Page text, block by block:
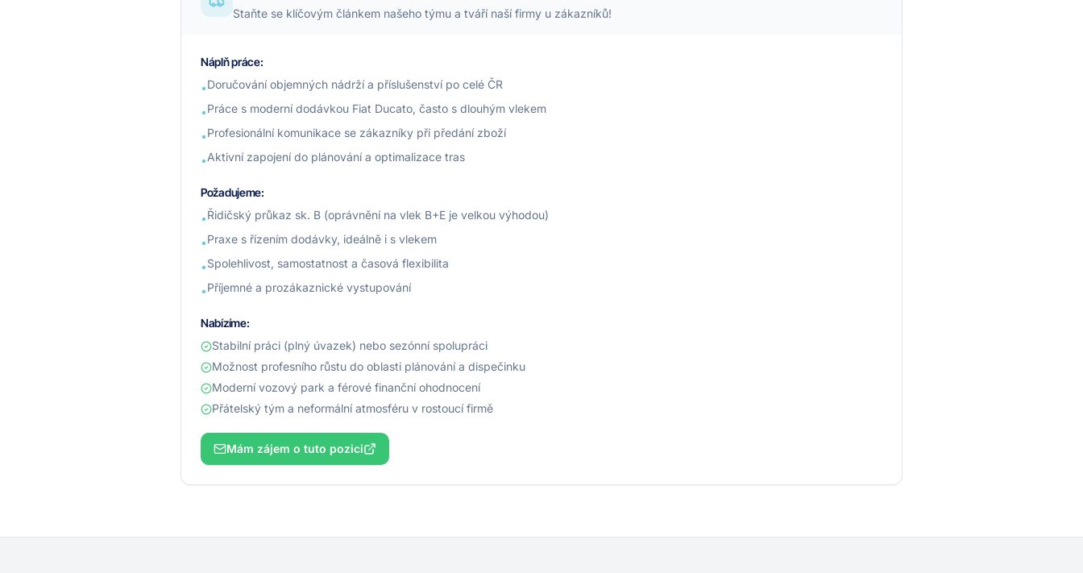
Staňte se klíčovým článkem našeho týmu a tváří naší firmy u zákazníků!
Náplň práce:
•Doručování objemných nádrží a příslušenství po celé ČR
•Práce s moderní dodávkou Fiat Ducato, často s dlouhým vlekem
•Profesionální komunikace se zákazníky při předání zboží
•Aktivní zapojení do plánování a optimalizace tras
Požadujeme:
•Řidičský průkaz sk. B (oprávnění na vlek B+E je velkou výhodou)
•Praxe s řízením dodávky, ideálně i s vlekem
•Spolehlivost, samostatnost a časová flexibilita
•Příjemné a prozákaznické vystupování
Nabízíme:
Stabilní práci (plný úvazek) nebo sezónní spolupráci
Možnost profesního růstu do oblasti plánování a dispečinku
Moderní vozový park a férové finanční ohodnocení
Přátelský tým a neformální atmosféru v rostoucí firmě
Mám zájem o tuto pozici